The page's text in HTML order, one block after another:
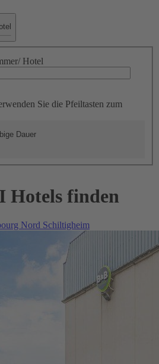
Hotel
Sie die Pfeiltasten zum
Dauer
Hotels finden
Nord Schiltigheim